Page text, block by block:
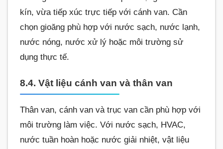
kín, vừa tiếp xúc trực tiếp với cánh van. Cần
chọn gioăng phù hợp với nước sạch, nước lạnh,
nước nóng, nước xử lý hoặc môi trường sử
dụng thực tế.
8.4. Vật liệu cánh van và thân van
Thân van, cánh van và trục van cần phù hợp với
môi trường làm việc. Với nước sạch, HVAC,
nước tuần hoàn hoặc nước giải nhiệt, vật liệu